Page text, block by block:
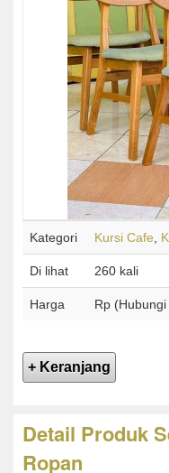
Kategori Kursi Cafe
Di lihat 260 kali
Harga Rp (Hubungi
Detail Produk
Ropan